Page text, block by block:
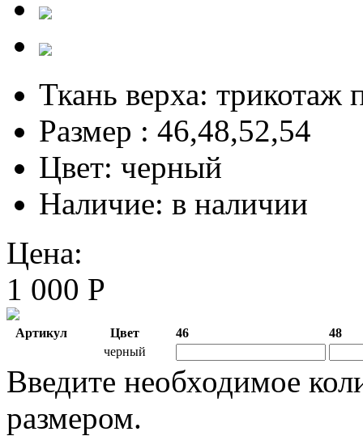
Ткань верха: трикотаж
Размер : 46,48,52,54
Цвет: черный
Наличие: в наличии
Цена:
1 000 Р
Артикул Цвет 46
48
черный
Введите необходимое
размером.